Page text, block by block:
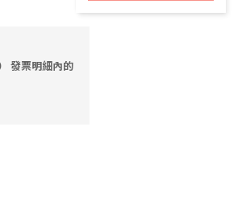
發票明細內的